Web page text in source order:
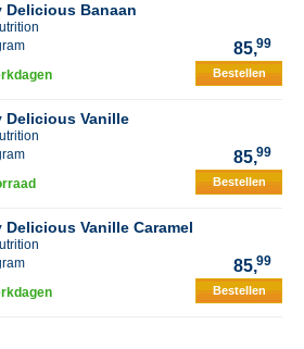
Delicious Banaan
85,99
Bestellen
Delicious Vanille
85,99
Bestellen
Delicious Vanille Caramel
85,99
Bestellen